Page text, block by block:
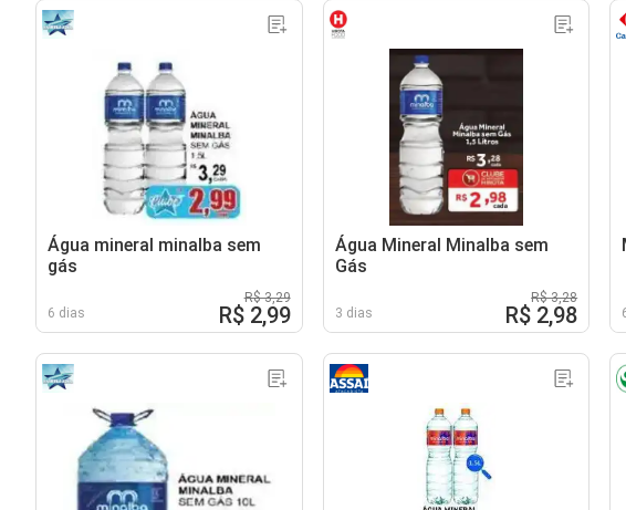
Água mineral minalba sem
gás
6 dias
R$ 3,29
R$ 2,99
Água Mineral Minalba sem
Gás
3 dias
R$ 3,28
R$ 2,98